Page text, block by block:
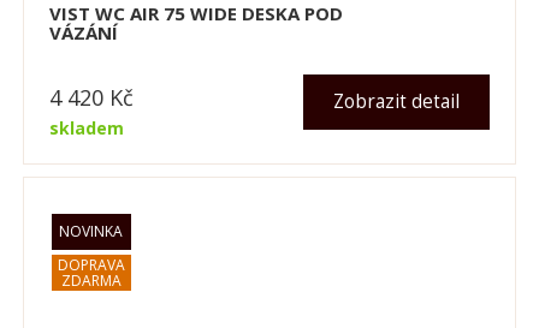
VIST WC AIR 75 WIDE DESKA POD
VÁZÁNÍ
skladem
Zobrazit detail
4 420 Kč